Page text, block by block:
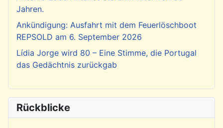
Jahren.
Ankündigung: Ausfahrt mit dem Feuerlöschboot
REPSOLD am 6. September 2026
Lídia Jorge wird 80 – Eine Stimme, die Portugal
das Gedächtnis zurückgab
Rückblicke